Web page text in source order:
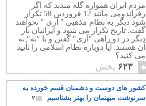
مردم ایران همواره گله مندند که اگر
رفراندومی مانند 12 فروردین 58 تکرار
شود دیگر به نظام مذهبی " آری " نخواهند
گفت. تاریخ تکرار می شود و ایرانیان بار
دیگر در دو راهی "آری" گفتن و یا "نه" به
آن هستند. آیا دوباره نظام اسلامی را تأیید
می کنید؟
۶۲۳ پخش
کشور های دوست و دشمنان قسم خورده به
سرنوشت میهنمان را بهتر بشناسیم
۲